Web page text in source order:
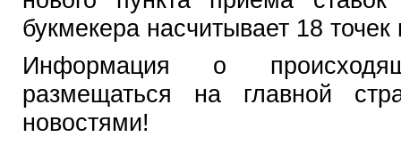
букмекера насчитывает 18
Информация о
размещаться на главной
новостями!